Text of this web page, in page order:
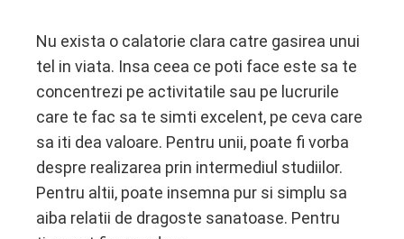
Nu exista o calatorie clara catre gasirea unui
tel in viata. Insa ceea ce poti face este sa te
concentrezi pe activitatile sau pe lucrurile
care te fac sa te simti excelent, pe ceva care
sa iti dea valoare. Pentru unii, poate fi vorba
despre realizarea prin intermediul studiilor.
Pentru altii, poate insemna pur si simplu sa
aiba relatii de dragoste sanatoase. Pentru